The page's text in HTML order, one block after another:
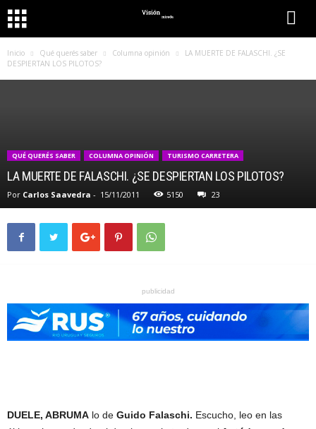
Inicio Qué querés saber Columna opinión
LA MUERTE DE FALASCHI. ¿SE
DESPIERTAN LOS PILOTOS?
QUÉ QUERÉS SABER COLUMNA OPINIÓN TURISMO CARRETERA
LA MUERTE DE FALASCHI. ¿SE DESPIERTAN LOS PILOTOS?
Por Carlos Saavedra - 15/11/2011 5150 23
publicidad
DUELE, ABRUMA lo de Guido Falaschi. Escucho, leo en las